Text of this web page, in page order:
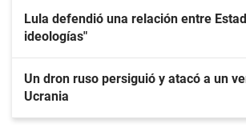
Lula defendió una relación entre
ideologías"
Un dron ruso persiguió y atacó a un
Ucrania